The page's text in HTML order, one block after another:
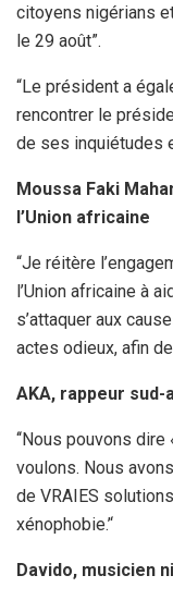
citoyens nigérians
le 29 août”.
“Le président a
rencontrer le
de ses inquiétudes
Moussa Faki
l’Union africaine
“Je réitère
l’Union africaine à
s’attaquer aux
actes odieux, afin
AKA, rappeur
‘‘Nous pouvons
voulons. Nous
de VRAIES
xénophobie.’‘
Davido, musicien